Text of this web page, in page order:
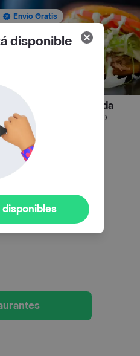
Envío Gratis
D' Beto Mazorcada
$ 7000
disponible